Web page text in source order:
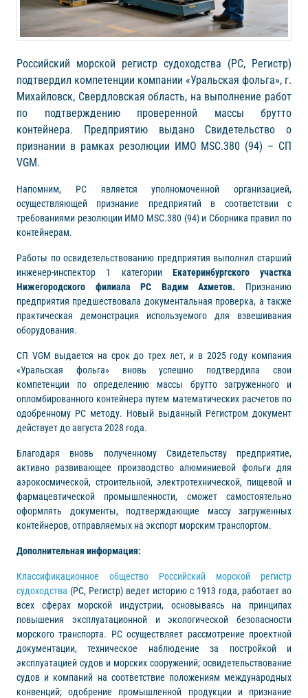
Российский морской регистр судоходства (РС, Регистр)
подтвердил компетенции компании «Уральская фольга», г.
Михайловск, Свердловская область, на выполнение работ
по подтверждению проверенной массы брутто
контейнера. Предприятию выдано Свидетельство о
признании в рамках резолюции ИМО MSC.380 (94) – СП
VGM.
Напомним, РС является уполномоченной организацией,
осуществляющей признание предприятий в соответствии с
требованиями резолюции ИМО MSC.380 (94) и Сборника правил по
контейнерам.
Работы по освидетельствованию предприятия выполнил старший
инженер-инспектор 1 категории Екатеринбургского участка
Нижегородского филиала РС Вадим Ахметов. Признанию
предприятия предшествовала документальная проверка, а также
практическая демонстрация используемого для взвешивания
оборудования.
СП VGM выдается на срок до трех лет, и в 2025 году компания
«Уральская фольга» вновь успешно подтвердила свои
компетенции по определению массы брутто загруженного и
опломбированного контейнера путем математических расчетов по
одобренному РС методу. Новый выданный Регистром документ
действует до августа 2028 года.
Благодаря вновь полученному Свидетельству предприятие,
активно развивающее производство алюминиевой фольги для
аэрокосмической, строительной, электротехнической, пищевой и
фармацевтической промышленности, сможет самостоятельно
оформлять документы, подтверждающие массу загруженных
контейнеров, отправляемых на экспорт морским транспортом.
Дополнительная информация:
Классификационное общество Российский морской регистр
судоходства (РС, Регистр) ведет историю с 1913 года, работает во
всех сферах морской индустрии, основываясь на принципах
повышения эксплуатационной и экологической безопасности
морского транспорта. РС осуществляет рассмотрение проектной
документации, техническое наблюдение за постройкой и
эксплуатацией судов и морских сооружений; освидетельствование
судов и компаний на соответствие положениям международных
конвенций; одобрение промышленной продукции и признание